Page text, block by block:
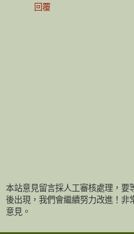
回覆
本站意見留言採人工審核處理，要
後出現，我們會繼續努力改進！非
意見。